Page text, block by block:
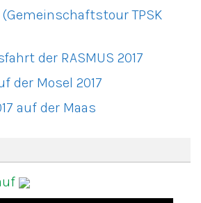
(Gemeinschaftstour TPSK
der RASMUS 2017
der Mosel 2017
auf der Maas